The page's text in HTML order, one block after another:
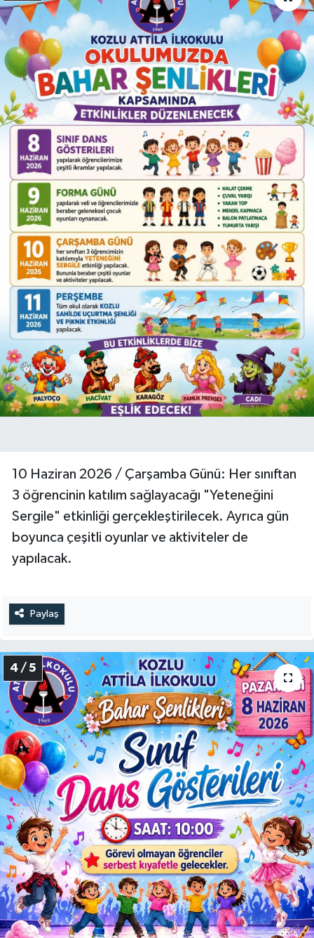
10 Haziran 2026 / Çarşamba Günü: Her sınıftan
3 öğrencinin katılım sağlayacağı "Yeteneğini
Sergile" etkinliği gerçekleştirilecek. Ayrıca gün
boyunca çeşitli oyunlar ve aktiviteler de
yapılacak.
Paylaş
4 / 5